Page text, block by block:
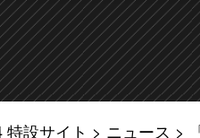
設サイト ニュース